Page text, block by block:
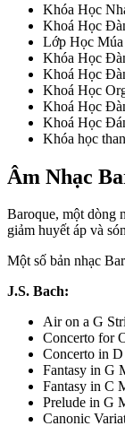
Khóa Học
Khoá Học
Lớp Học
Khóa Học
Khoá Học
Khoá Học
Khoá Học
Khoá Học
Khóa học
Âm Nhạc
Baroque, một dòng
giảm huyết áp và
Một số bản nhạc
J.S. Bach:
Air on a G
Concerto for
Concerto in
Fantasy in G
Fantasy in C
Prelude in G
Canonic